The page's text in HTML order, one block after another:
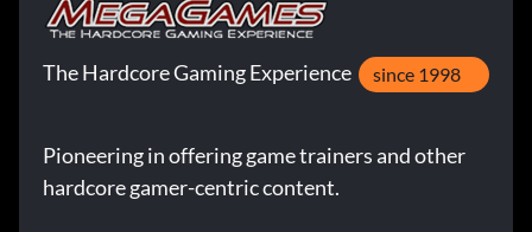
The Hardcore Gaming Experience since 1998
Pioneering in offering game trainers and other
hardcore gamer-centric content.